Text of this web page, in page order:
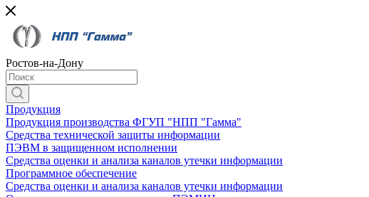
Ростов-на-Дону
Продукция
Продукция производства ФГУП "НПП "Гамма"
Средства технической защиты информации
ПЭВМ в защищенном исполнении
Средства оценки и анализа каналов утечки информации
Программное обеспечение
Средства оценки и анализа каналов утечки информации